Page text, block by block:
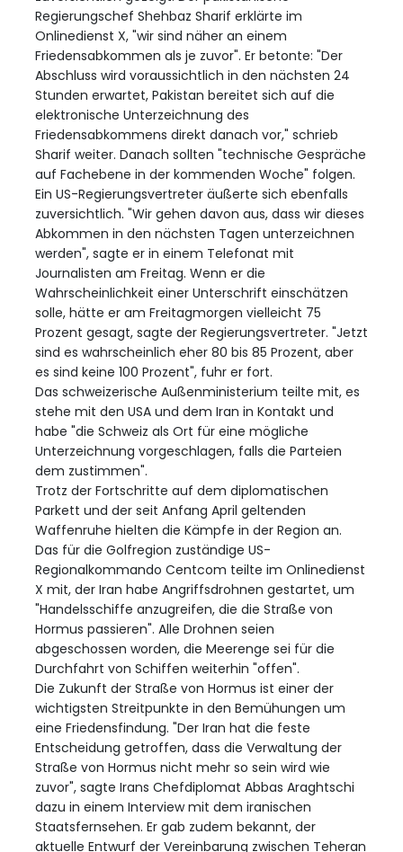
Regierungschef Shehbaz Sharif erklärte im
Onlinedienst X, "wir sind näher an einem
Friedensabkommen als je zuvor". Er betonte: "Der
Abschluss wird voraussichtlich in den nächsten 24
Stunden erwartet, Pakistan bereitet sich auf die
elektronische Unterzeichnung des
Friedensabkommens direkt danach vor," schrieb
Sharif weiter. Danach sollten "technische Gespräche
auf Fachebene in der kommenden Woche" folgen.
Ein US-Regierungsvertreter äußerte sich ebenfalls
zuversichtlich. "Wir gehen davon aus, dass wir dieses
Abkommen in den nächsten Tagen unterzeichnen
werden", sagte er in einem Telefonat mit
Journalisten am Freitag. Wenn er die
Wahrscheinlichkeit einer Unterschrift einschätzen
solle, hätte er am Freitagmorgen vielleicht 75
Prozent gesagt, sagte der Regierungsvertreter. "Jetzt
sind es wahrscheinlich eher 80 bis 85 Prozent, aber
es sind keine 100 Prozent", fuhr er fort.
Das schweizerische Außenministerium teilte mit, es
stehe mit den USA und dem Iran in Kontakt und
habe "die Schweiz als Ort für eine mögliche
Unterzeichnung vorgeschlagen, falls die Parteien
dem zustimmen".
Trotz der Fortschritte auf dem diplomatischen
Parkett und der seit Anfang April geltenden
Waffenruhe hielten die Kämpfe in der Region an.
Das für die Golfregion zuständige US-
Regionalkommando Centcom teilte im Onlinedienst
X mit, der Iran habe Angriffsdrohnen gestartet, um
"Handelsschiffe anzugreifen, die die Straße von
Hormus passieren". Alle Drohnen seien
abgeschossen worden, die Meerenge sei für die
Durchfahrt von Schiffen weiterhin "offen".
Die Zukunft der Straße von Hormus ist einer der
wichtigsten Streitpunkte in den Bemühungen um
eine Friedensfindung. "Der Iran hat die feste
Entscheidung getroffen, dass die Verwaltung der
Straße von Hormus nicht mehr so sein wird wie
zuvor", sagte Irans Chefdiplomat Abbas Araghtschi
dazu in einem Interview mit dem iranischen
Staatsfernsehen. Er gab zudem bekannt, der
aktuelle Entwurf der Vereinbarung zwischen Teheran